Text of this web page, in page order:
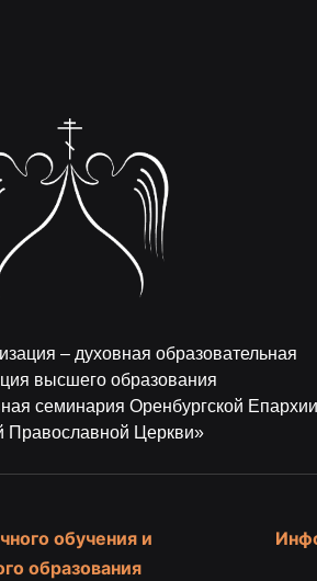
– духовная образовательная
высшего образования
семинария Оренбургской Епархии
Православной Церкви»
обучения и
образования